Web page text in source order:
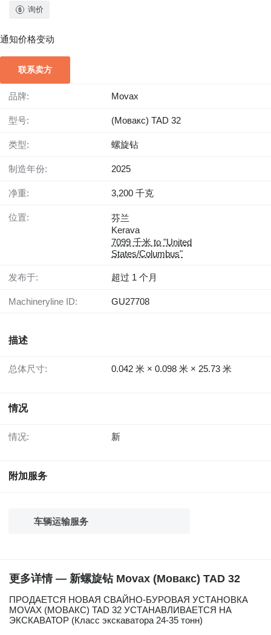
询价
通知价格变动
联系卖方
品牌: Movax
型号: (Мовакс) TAD 32
类型: 螺旋钻
制造年份: 2025
净重: 3,200 千克
位置:
芬兰
Kerava
7099 千米 to "United
States/Columbus"
发布于: 超过 1 个月
Machineryline ID: GU27708
描述
总体尺寸: 0.042 米 × 0.098 米 × 25.73 米
情况
情况: 新
附加服务
车辆运输服务
更多详情 — 新螺旋钻 Movax (Мовакс) TAD 32
ПРОДАЕТСЯ НОВАЯ СВАЙНО-БУРОВАЯ УСТАНОВКА
MOVAX (МОВАКС) TAD 32 УСТАНАВЛИВАЕТСЯ НА
ЭКСКАВАТОР (Класс экскаватора 24-35 тонн)